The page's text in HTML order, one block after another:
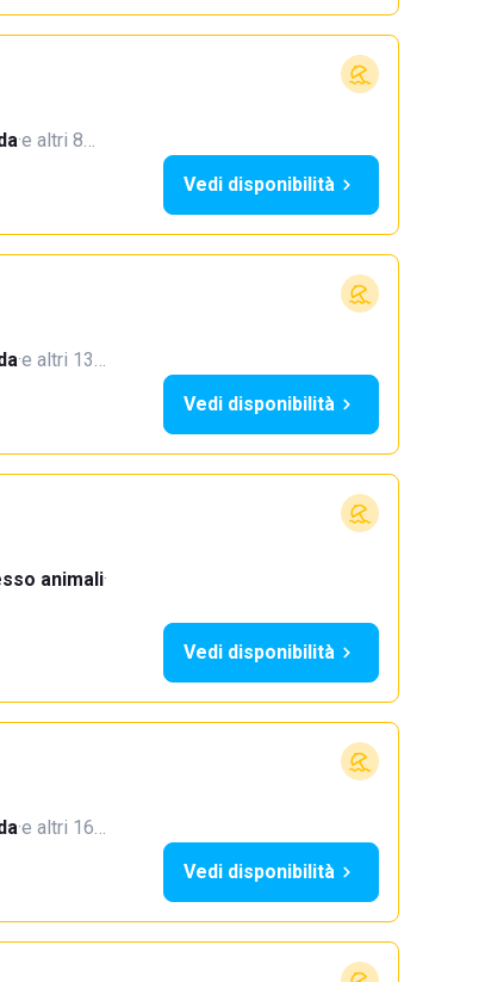
·e altri 8…
Vedi disponibilità
·e altri 13…
Vedi disponibilità
animali·
Vedi disponibilità
·e altri 16…
Vedi disponibilità